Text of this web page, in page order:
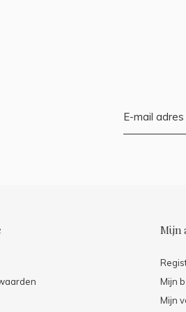
Mijn
Mijn
Mijn